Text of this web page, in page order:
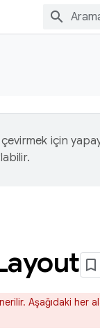
için
Aşağıdaki